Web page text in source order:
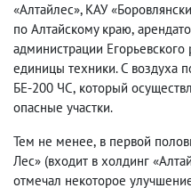
«Алтайлес», КАУ
по Алтайскому краю,
администрации
единицы техники. С воздуха
БЕ-200 ЧС, который
опасные участки.
Тем не менее, в первой
Лес» (входит в холдинг
отмечал некоторое